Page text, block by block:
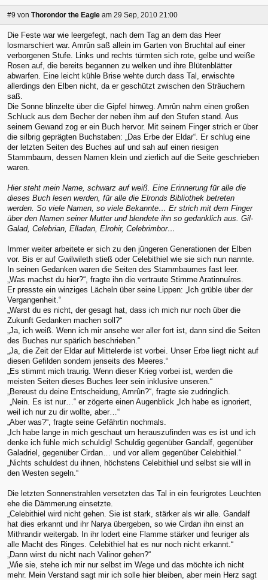
#9 von Thorondor the Eagle am 29 Sep, 2010 21:00
Die Feste war wie leergefegt, nach dem Tag an dem das Heer
losmarschiert war. Amrûn saß allein im Garten von Bruchtal auf einer
verborgenen Stufe. Links und rechts türmten sich rote, gelbe und weiße
Rosen auf, die bereits begannen zu welken und ihre Blütenblätter
abwarfen. Eine leicht kühle Brise wehte durch dass Tal, erwischte
allerdings den Elben nicht, da er geschützt zwischen den Sträuchern
saß.
Die Sonne blinzelte über die Gipfel hinweg. Amrûn nahm einen großen
Schluck aus dem Becher der neben ihm auf den Stufen stand. Aus
seinem Gewand zog er ein Buch hervor. Mit seinem Finger strich er über
die silbrig geprägten Buchstaben: „Das Erbe der Eldar“. Er schlug eine
der letzten Seiten des Buches auf und sah auf einen riesigen
Stammbaum, dessen Namen klein und zierlich auf die Seite geschrieben
waren.
Hier steht mein Name, schwarz auf weiß. Eine Erinnerung für alle die
dieses Buch lesen werden, für alle die Elronds Bibliothek betreten
werden. So viele Namen, so viele Bekannte… Er strich mit dem Finger
über den Namen seiner Mutter und blendete ihn so gedanklich aus. Gil-
Galad, Celebrian, Elladan, Elrohir, Celebrimbor…
Immer weiter arbeitete er sich zu den jüngeren Generationen der Elben
vor. Bis er auf Gwilwileth stieß oder Celebithiel wie sie sich nun nannte.
In seinen Gedanken waren die Seiten des Stammbaumes fast leer.
„Was machst du hier?“, fragte ihn die vertraute Stimme Aratinnuíres.
Er presste ein winziges Lächeln über seine Lippen: „Ich grüble über der
Vergangenheit.“
„Warst du es nicht, der gesagt hat, dass ich mich nur noch über die
Zukunft Gedanken machen soll?“
„Ja, ich weiß. Wenn ich mir ansehe wer aller fort ist, dann sind die Seiten
des Buches nur spärlich beschrieben.“
„Ja, die Zeit der Eldar auf Mittelerde ist vorbei. Unser Erbe liegt nicht auf
diesen Gefilden sondern jenseits des Meeres.“
„Es stimmt mich traurig. Wenn dieser Krieg vorbei ist, werden die
meisten Seiten dieses Buches leer sein inklusive unseren.“
„Bereust du deine Entscheidung, Amrûn?“, fragte sie zudringlich.
„Nein. Es ist nur…“ er zögerte einen Augenblick „Ich habe es ignoriert,
weil ich nur zu dir wollte, aber…“
„Aber was?“, fragte seine Gefährtin nochmals.
„Ich habe lange in mich geschaut um herauszufinden was es ist und ich
denke ich fühle mich schuldig! Schuldig gegenüber Gandalf, gegenüber
Galadriel, gegenüber Cirdan… und vor allem gegenüber Celebithiel.“
„Nichts schuldest du ihnen, höchstens Celebithiel und selbst sie will in
den Westen segeln.“
Die letzten Sonnenstrahlen versetzten das Tal in ein feurigrotes Leuchten
ehe die Dämmerung einsetzte.
„Celebithiel wird nicht gehen. Sie ist stark, stärker als wir alle. Gandalf
hat dies erkannt und ihr Narya übergeben, so wie Cirdan ihn einst an
Mithrandir weitergab. In ihr lodert eine Flamme stärker und feuriger als
alle Macht des Ringes. Celebithiel hat es nur noch nicht erkannt.“
„Dann wirst du nicht nach Valinor gehen?“
„Wie sie, stehe ich mir nur selbst im Wege und das möchte ich nicht
mehr. Mein Verstand sagt mir ich solle hier bleiben, aber mein Herz sagt